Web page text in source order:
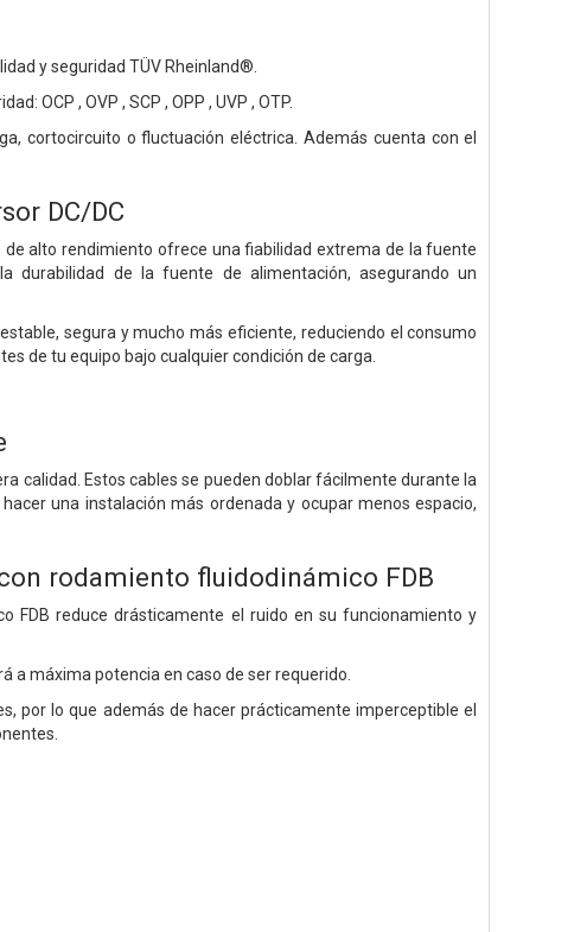
y seguridad TÜV Rheinland®.
OCP , OVP , SCP , OPP , UVP , OTP.
cortocircuito o fluctuación eléctrica. Además cuenta con el
DC/DC
alto rendimiento ofrece una fiabilidad extrema de la fuente
durabilidad de la fuente de alimentación, asegurando un
segura y mucho más eficiente, reduciendo el consumo
de tu equipo bajo cualquier condición de carga.
calidad. Estos cables se pueden doblar fácilmente durante la
una instalación más ordenada y ocupar menos espacio,
rodamiento fluidodinámico FDB
FDB reduce drásticamente el ruido en su funcionamiento y
a máxima potencia en caso de ser requerido.
por lo que además de hacer prácticamente imperceptible el